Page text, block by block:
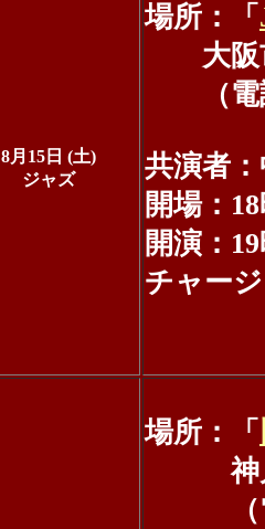
8月15日 (土)
ジャズ
場所：「
大阪市
（電話
共演者
開場：
開演：
チャー
場所：「
神戸
（電